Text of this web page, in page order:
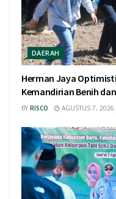
DAERAH
Herman Jaya
Kemandirian Benih
BY RISCO AGUSTUS 7, 2026